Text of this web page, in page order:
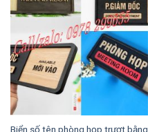
Biển số tên phòng họp trượt bằng